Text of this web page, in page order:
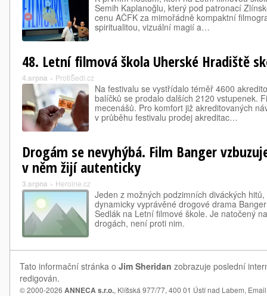
Semih Kaplanoğlu, který pod patronací
cenu AČFK za mimořádně kompaktní
spiritualitou, vizuální magií a…
48. Letní filmová škola Uherské Hradiště
4.srpna » ProtiŠedi.cz
Na festivalu se vystřídalo téměř 4600
balíčků se prodalo dalších 2120 vstupenek.
mecenášů. Pro komfort již akreditovaných
v průběhu festivalu prodej akreditac…
Drogám se nevyhýbá. Film Banger
v něm žijí autenticky
3.srpna » Heroine.cz
Jeden z možných podzimních diváckých
dynamicky vyprávěné drogové drama
Sedlák na Letní filmové škole. Je natočený
drogách, není proti nim.
Tato informační stránka o Jim Sheridan zobrazuje poslední
redigován.
© 2000-2026 ANNECA s.r.o., Klíšská 977/77, 400 01 Ústí nad Labem,